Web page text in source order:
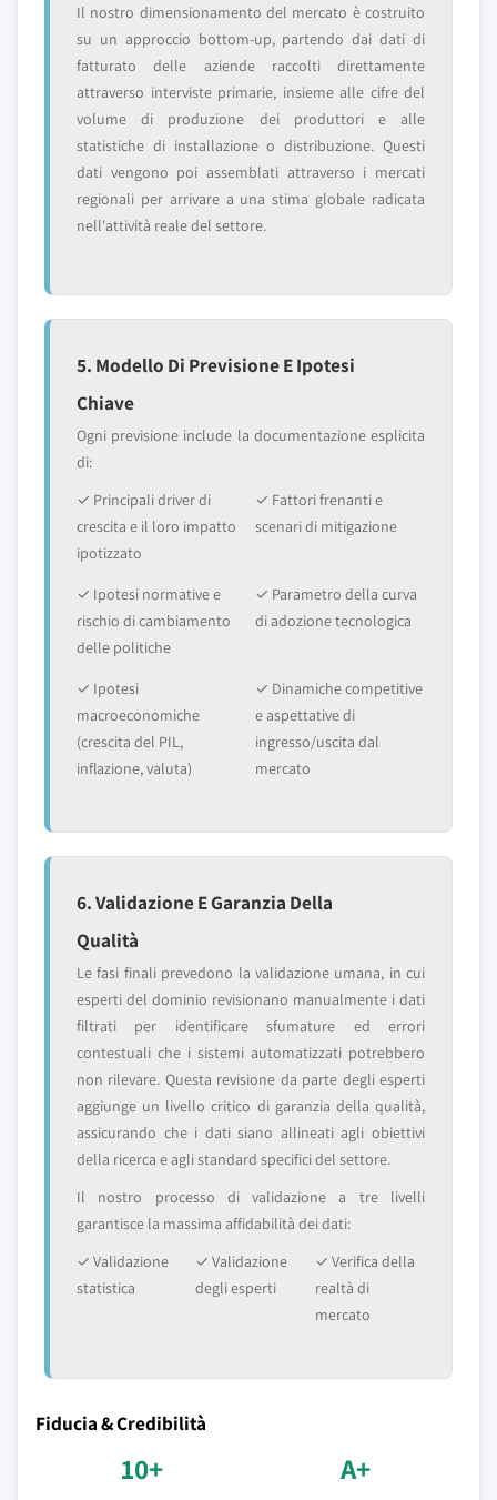
Il nostro dimensionamento del mercato è costruito
su un approccio bottom-up, partendo dai dati di
fatturato delle aziende raccolti direttamente
attraverso interviste primarie, insieme alle cifre del
volume di produzione dei produttori e alle
statistiche di installazione o distribuzione. Questi
dati vengono poi assemblati attraverso i mercati
regionali per arrivare a una stima globale radicata
nell'attività reale del settore.
5. Modello Di Previsione E Ipotesi
Chiave
Ogni previsione include la documentazione esplicita
di:
✓ Principali driver di
crescita e il loro impatto
ipotizzato
✓ Fattori frenanti e
scenari di mitigazione
✓ Ipotesi normative e
rischio di cambiamento
delle politiche
✓ Parametro della curva
di adozione tecnologica
✓ Ipotesi
macroeconomiche
(crescita del PIL,
inflazione, valuta)
✓ Dinamiche competitive
e aspettative di
ingresso/uscita dal
mercato
6. Validazione E Garanzia Della
Qualità
Le fasi finali prevedono la validazione umana, in cui
esperti del dominio revisionano manualmente i dati
filtrati per identificare sfumature ed errori
contestuali che i sistemi automatizzati potrebbero
non rilevare. Questa revisione da parte degli esperti
aggiunge un livello critico di garanzia della qualità,
assicurando che i dati siano allineati agli obiettivi
della ricerca e agli standard specifici del settore.
Il nostro processo di validazione a tre livelli
garantisce la massima affidabilità dei dati:
✓ Validazione
statistica
✓ Validazione
degli esperti
✓ Verifica della
realtà di
mercato
Fiducia & Credibilità
10+ A+